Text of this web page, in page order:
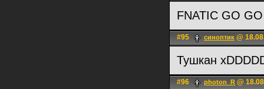
FNATIC GO
#95 синоптик @
Тушкан
#96 photon_R @